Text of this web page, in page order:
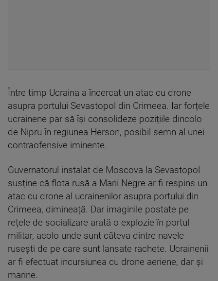
Între timp Ucraina a încercat un atac cu drone
asupra portului Sevastopol din Crimeea. Iar forțele
ucrainene par să își consolideze pozițiile dincolo
de Nipru în regiunea Herson, posibil semn al unei
contraofensive iminente.
Guvernatorul instalat de Moscova la Sevastopol
susține că flota rusă a Marii Negre ar fi respins un
atac cu drone al ucrainenilor asupra portului din
Crimeea, dimineață. Dar imaginile postate pe
rețele de socializare arată o explozie în portul
militar, acolo unde sunt câteva dintre navele
rusești de pe care sunt lansate rachete. Ucrainenii
ar fi efectuat incursiunea cu drone aeriene, dar și
marine.